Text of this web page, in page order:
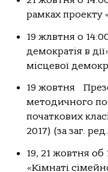
рамках проекту
19 жлвтня о
демократія в
місцевої
19 жовтня
методичного
початкових
2017) (за заг.
19, 21 жовтня
«Кімнаті